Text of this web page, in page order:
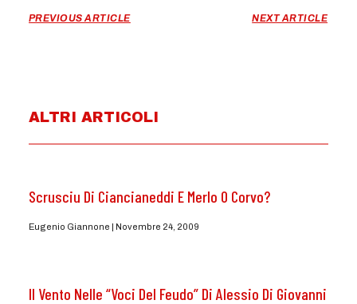
PREVIOUS ARTICLE NEXT ARTICLE
ALTRI ARTICOLI
Scrusciu Di Ciancianeddi E Merlo O Corvo?
Eugenio Giannone Novembre 24, 2009
Il Vento Nelle “Voci Del Feudo” Di Alessio Di Giovanni